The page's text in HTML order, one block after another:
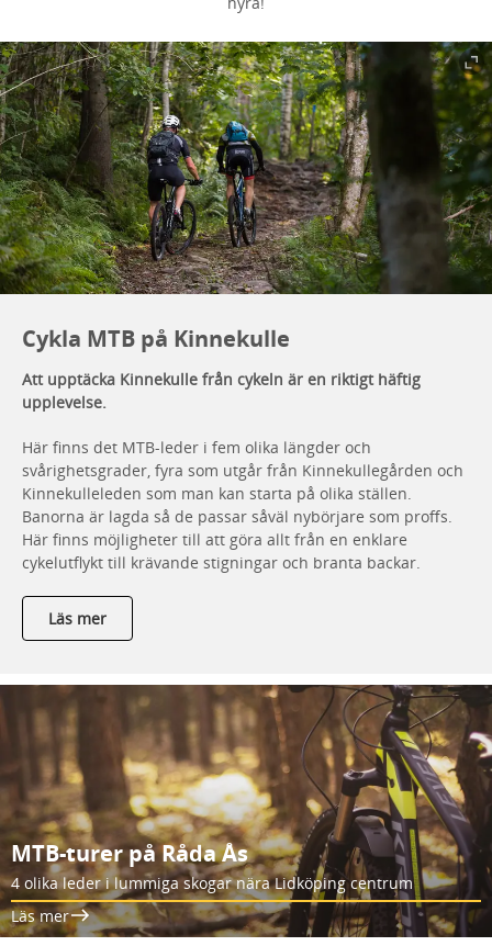
Cykla MTB på Kinnekulle
Att upptäcka Kinnekulle från cykeln är en riktigt häftig
upplevelse.
Här finns det MTB-leder i fem olika längder och
svårighetsgrader, fyra som utgår från Kinnekullegården och
Kinnekulleleden som man kan starta på olika ställen.
Banorna är lagda så de passar såväl nybörjare som proffs.
Här finns möjligheter till att göra allt från en enklare
cykelutflykt till krävande stigningar och branta backar.
Läs mer
MTB-turer på Råda Ås
4 olika leder i lummiga skogar nära Lidköping centrum
Läs mer